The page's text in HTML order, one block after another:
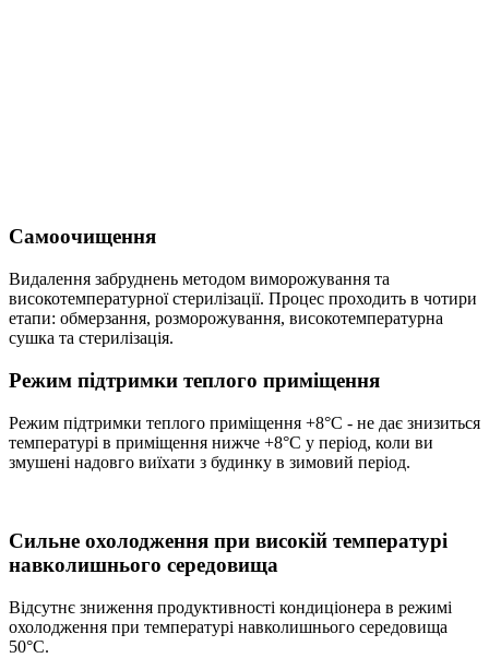
Самоочищення
Видалення забруднень методом виморожування та
високотемпературної стерилізації. Процес проходить в чотири
етапи: обмерзання, розморожування, високотемпературна
сушка та стерилізація.
Режим підтримки теплого приміщення
Режим підтримки теплого приміщення +8°C - не дає знизиться
температурі в приміщення нижче +8°C у період, коли ви
змушені надовго виїхати з будинку в зимовий період.
Сильне охолодження при високій температурі
навколишнього середовища
Відсутнє зниження продуктивності кондиціонера в режимі
охолодження при температурі навколишнього середовища
50°C.